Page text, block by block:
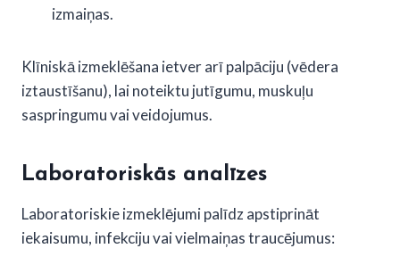
izmaiņas.
Klīniskā izmeklēšana ietver arī palpāciju (vēdera
iztaustīšanu), lai noteiktu jutīgumu, muskuļu
saspringumu vai veidojumus.
Laboratoriskās analīzes
Laboratoriskie izmeklējumi palīdz apstiprināt
iekaisumu, infekciju vai vielmaiņas traucējumus: